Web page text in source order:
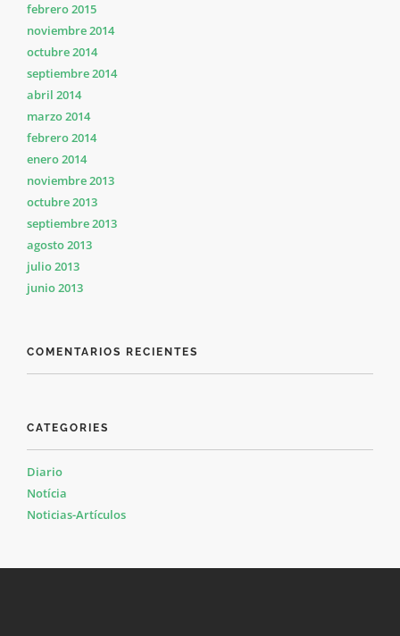
febrero 2015
noviembre 2014
octubre 2014
septiembre 2014
abril 2014
marzo 2014
febrero 2014
enero 2014
noviembre 2013
octubre 2013
septiembre 2013
agosto 2013
julio 2013
junio 2013
COMENTARIOS RECIENTES
CATEGORIES
Diario
Notícia
Noticias-Artículos